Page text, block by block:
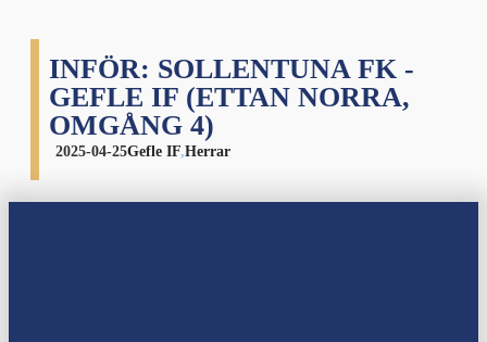
INFÖR: SOLLENTUNA FK -
GEFLE IF (ETTAN NORRA,
OMGÅNG 4)
2025-04-25Gefle IF,Herrar